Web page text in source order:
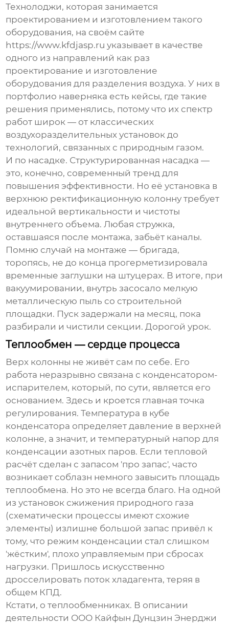
Технолоджи, которая занимается
проектированием и изготовлением такого
оборудования, на своём сайте
https://www.kfdjasp.ru указывает в качестве
одного из направлений как раз
проектирование и изготовление
оборудования для разделения воздуха. У них в
портфолио наверняка есть кейсы, где такие
решения применялись, потому что их спектр
работ широк — от классических
воздухоразделительных установок до
технологий, связанных с природным газом.
И по насадке. Структурированная насадка —
это, конечно, современный тренд для
повышения эффективности. Но её установка в
верхнюю ректификационную колонну требует
идеальной вертикальности и чистоты
внутреннего объема. Любая стружка,
оставшаяся после монтажа, забьёт каналы.
Помню случай на монтаже — бригада,
торопясь, не до конца прогерметизировала
временные заглушки на штуцерах. В итоге, при
вакуумировании, внутрь засосало мелкую
металлическую пыль со строительной
площадки. Пуск задержали на месяц, пока
разбирали и чистили секции. Дорогой урок.
Теплообмен — сердце процесса
Верх колонны не живёт сам по себе. Его
работа неразрывно связана с конденсатором-
испарителем, который, по сути, является его
основанием. Здесь и кроется главная точка
регулирования. Температура в кубе
конденсатора определяет давление в верхней
колонне, а значит, и температурный напор для
конденсации азотных паров. Если тепловой
расчёт сделан с запасом 'про запас', часто
возникает соблазн немного завысить площадь
теплообмена. Но это не всегда благо. На одной
из установок сжижения природного газа
(схематически процессы имеют схожие
элементы) излишне большой запас привёл к
тому, что режим конденсации стал слишком
'жёстким', плохо управляемым при сбросах
нагрузки. Пришлось искусственно
дросселировать поток хладагента, теряя в
общем КПД.
Кстати, о теплообменниках. В описании
деятельности ООО Кайфын Дунцзин Энерджи